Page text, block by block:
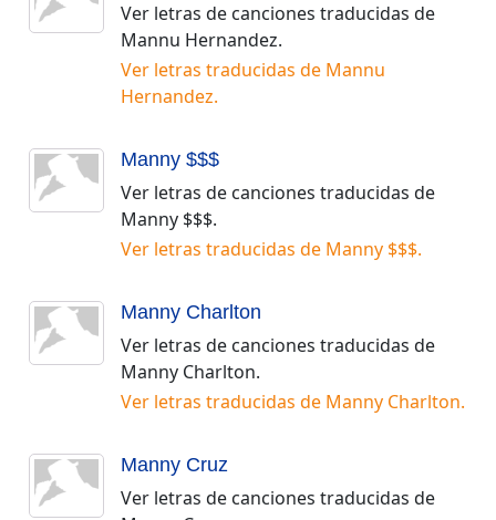
Ver letras de canciones traducidas de
Mannu Hernandez.
Ver letras traducidas de Mannu
Hernandez.
Manny $$$
Ver letras de canciones traducidas de
Manny $$$.
Ver letras traducidas de Manny $$$.
Manny Charlton
Ver letras de canciones traducidas de
Manny Charlton.
Ver letras traducidas de Manny Charlton.
Manny Cruz
Ver letras de canciones traducidas de